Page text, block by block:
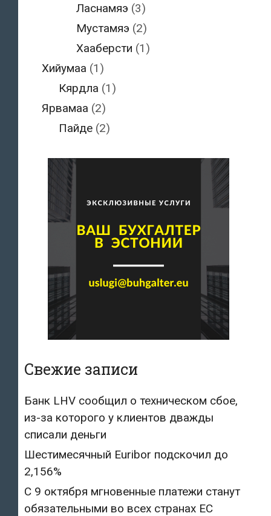
Ласнамяэ (3)
Мустамяэ (2)
Хааберсти (1)
Хийумаа (1)
Кярдла (1)
Ярвамаа (2)
Пайде (2)
Свежие записи
Банк LHV сообщил о техническом сбое,
из-за которого у клиентов дважды
списали деньги
Шестимесячный Euribor подскочил до
2,156%
С 9 октября мгновенные платежи станут
обязательными во всех странах ЕС